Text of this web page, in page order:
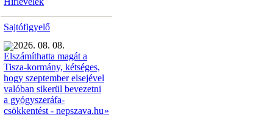
Sajtófigyelő
2026. 08. 08.
Elszámíthatta magát a
Tisza-kormány, kétséges,
hogy szeptember elsejével
valóban sikerül bevezetni
a gyógyszeráfa-
csökkentést - nepszava.hu»